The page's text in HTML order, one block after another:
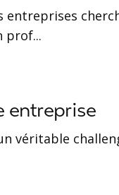
entreprises
prof...
entreprise
véritable